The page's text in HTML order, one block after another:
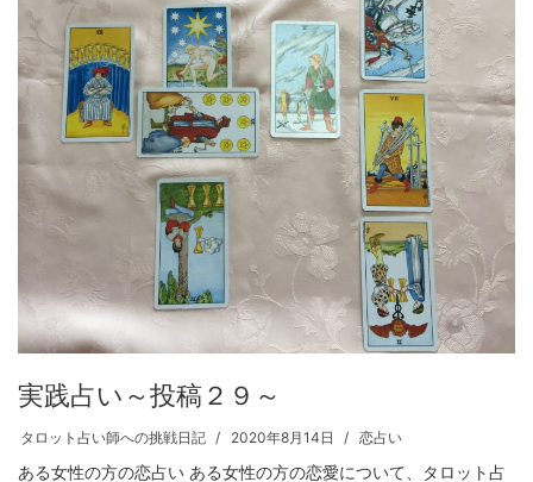
実践占い～投稿２９～
タロット占い師への挑戦日記 2020年8月14日 恋占い
ある女性の方の恋占い ある女性の方の恋愛について、タロット占